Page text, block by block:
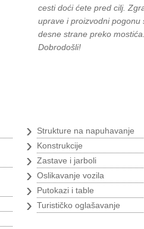
cesti doći ćete pred cilj.
uprave i proizvodni pogonu
desne strane preko
Dobrodošli!
› Strukture na napuhavanje
› Konstrukcije
› Zastave i jarboli
› Oslikavanje vozila
› Putokazi i table
› Turističko oglašavanje